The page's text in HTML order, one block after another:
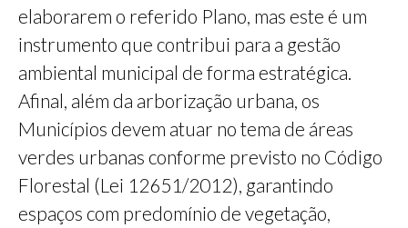
elaborarem o referido Plano, mas este é um
instrumento que contribui para a gestão
ambiental municipal de forma estratégica.
Afinal, além da arborização urbana, os
Municípios devem atuar no tema de áreas
verdes urbanas conforme previsto no Código
Florestal (Lei 12651/2012), garantindo
espaços com predomínio de vegetação,